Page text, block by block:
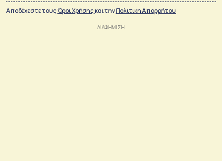
Αποδέχεστε τουςΌροι Χρήσηςκαι τηνΠολιτικη Απορρήτου